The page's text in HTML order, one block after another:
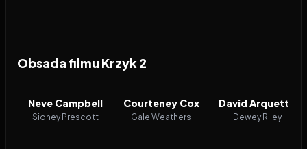
Obsada filmu Krzyk 2
Neve Campbell
Sidney Prescott
Courteney Cox
Gale Weathers
David Arquette
Dewey Riley